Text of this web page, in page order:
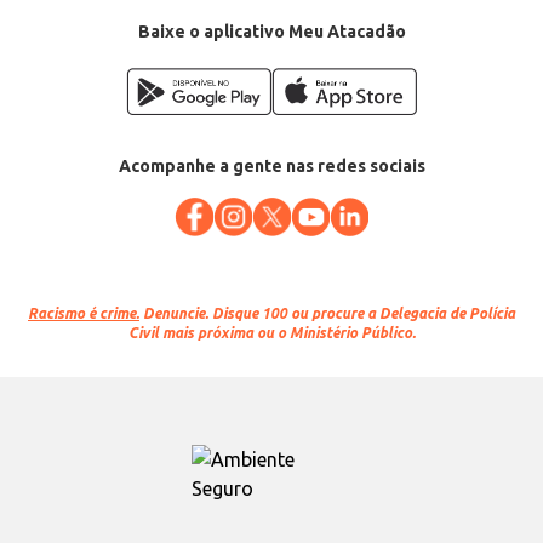
Baixe o aplicativo Meu Atacadão
Acompanhe a gente nas redes sociais
Racismo é crime. Denuncie. Disque 100 ou procure a Delegacia de Polícia
Civil mais próxima ou o Ministério Público.